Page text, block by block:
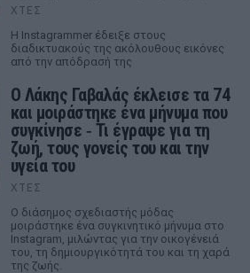
ΧΤΕΣ
Η Instagrammer έδειξε στους
διαδικτυακούς της ακόλουθους εικόνες
από την απόδρασή της
Ο Λάκης Γαβαλάς έκλεισε τα 74
και μοιράστηκε ένα μήνυμα που
συγκίνησε ‑ Τι έγραψε για τη
ζωή, τους γονείς του και την
υγεία του
ΧΤΕΣ
Ο διάσημος σχεδιαστής μόδας
μοιράστηκε ένα συγκινητικό μήνυμα στο
Instagram, μιλώντας για την οικογένειά
του, τη δημιουργικότητά του και τη χαρά
της ζωής.